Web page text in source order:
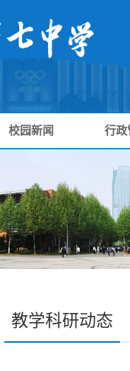
校园新闻 行政
教学科研动态